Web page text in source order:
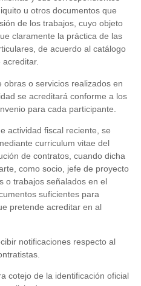
u otros documentos que
de los trabajos, cuyo objeto
claramente la práctica de las
de acuerdo al catálogo
obras o servicios realizados en
se acreditará conforme a los
para cada participante.
actividad fiscal reciente, se
curriculum vitae del
de contratos, cuando dicha
como socio, jefe de proyecto
o trabajos señalados en el
suficientes para
pretende acreditar en al
notificaciones respecto al
cotejo de la identificación oficial